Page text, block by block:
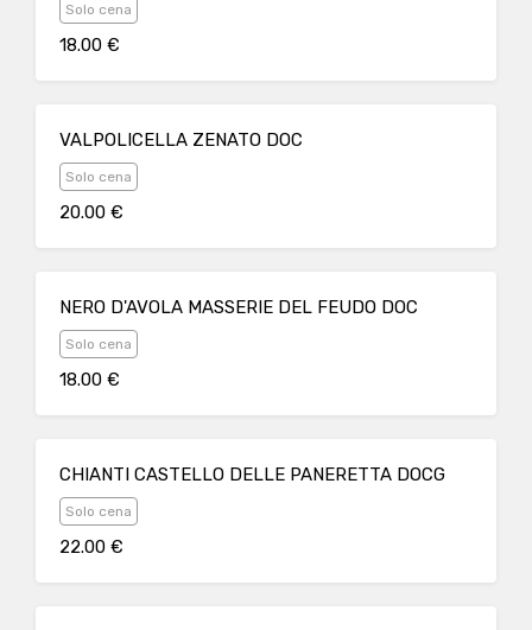
Solo cena
18.00 €
VALPOLICELLA ZENATO DOC
Solo cena
20.00 €
NERO D'AVOLA MASSERIE DEL FEUDO DOC
Solo cena
18.00 €
CHIANTI CASTELLO DELLE PANERETTA DOCG
Solo cena
22.00 €